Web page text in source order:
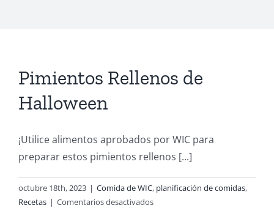
Pimientos Rellenos de
Halloween
¡Utilice alimentos aprobados por WIC para
preparar estos pimientos rellenos [...]
octubre 18th, 2023 | Comida de WIC, planificación de comidas,
Recetas | Comentarios desactivadosen